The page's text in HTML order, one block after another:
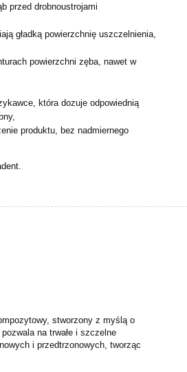
przed drobnoustrojami
gładką powierzchnię uszczelnienia,
powierzchni zęba, nawet w
która dozuje odpowiednią
produktu, bez nadmiernego
stworzony z myślą o
na trwałe i szczelne
i przedtrzonowych, tworząc